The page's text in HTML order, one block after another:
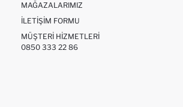
MAĞAZALARIMIZ
İLETIŞIM FORMU
MÜŞTERI HIZMETLERI
0850 333 22 86